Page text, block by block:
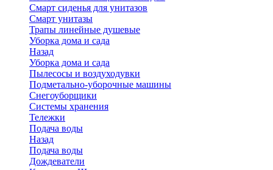
Смарт сиденья для унитазов
Смарт унитазы
Трапы линейные душевые
Уборка дома и сада
Назад
Уборка дома и сада
Пылесосы и воздуходувки
Подметально-уборочные машины
Снегоуборщики
Системы хранения
Тележки
Подача воды
Назад
Подача воды
Дождеватели